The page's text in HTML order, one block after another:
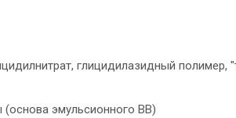
глицидилазидный полимер,
эмульсионного ВВ)